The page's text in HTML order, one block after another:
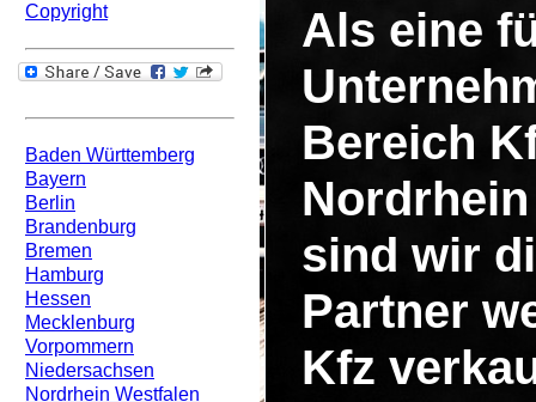
Copyright
Baden Württemberg
Bayern
Berlin
Brandenburg
Bremen
Hamburg
Hessen
Mecklenburg
Vorpommern
Niedersachsen
Nordrhein Westfalen
Als eine
Bereich
sind wir
Partner
Kfz